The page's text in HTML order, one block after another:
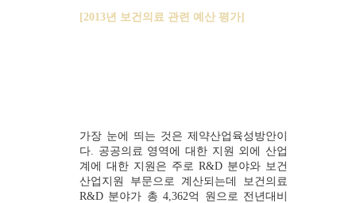
[2013년 보건의료 관련 예산 평가]
가장 눈에 띄는 것은 제약산업육성방안이
다. 공공의료 영역에 대한 지원 외에 산업
계에 대한 지원은 주로 R&D 분야와 보건
산업지원 부문으로 계산되는데 보건의료
R&D 분야가 총 4,362억 원으로 전년대비